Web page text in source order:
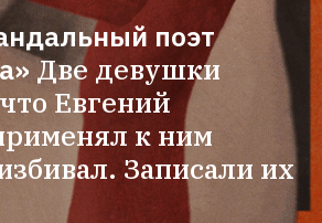
поэт
Две девушки
Евгений
к ним
Записали их